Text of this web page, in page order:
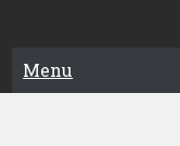
Menu